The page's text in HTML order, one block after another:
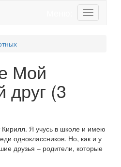
Toggle
navigation
Мой
друг (3
Кирилл. Я учусь в школе и имею
одноклассников. Но, как и у
друзья – родители, которые